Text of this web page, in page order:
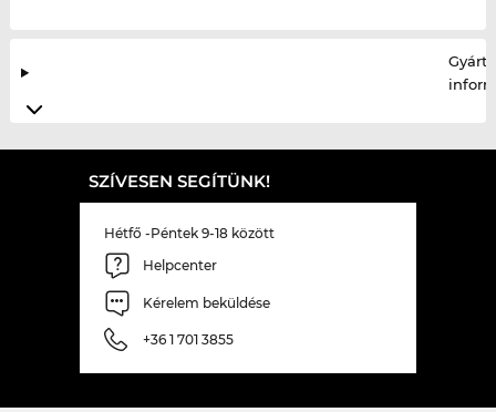
SZÍVESEN SEGÍTÜNK!
Hétfő -Péntek 9-18 között
Helpcenter
Kérelem beküldése
+36 1 701 3855